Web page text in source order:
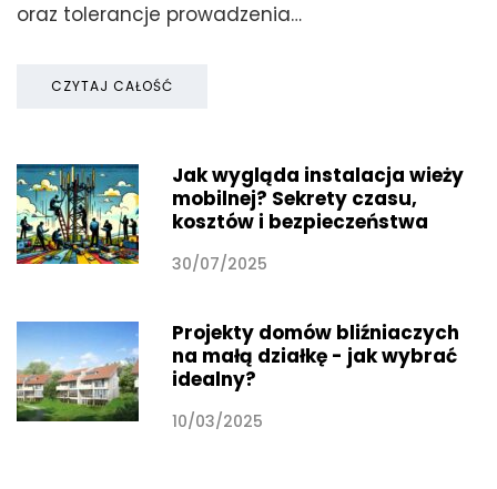
oraz tolerancje prowadzenia…
CZYTAJ CAŁOŚĆ
Jak wygląda instalacja wieży
mobilnej? Sekrety czasu,
kosztów i bezpieczeństwa
30/07/2025
Projekty domów bliźniaczych
na małą działkę - jak wybrać
idealny?
10/03/2025